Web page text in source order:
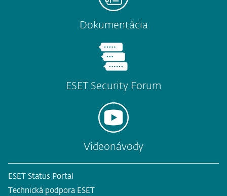
Dokumentácia
ESET Security Forum
Videonávody
ESET Status Portal
Technická podpora ESET